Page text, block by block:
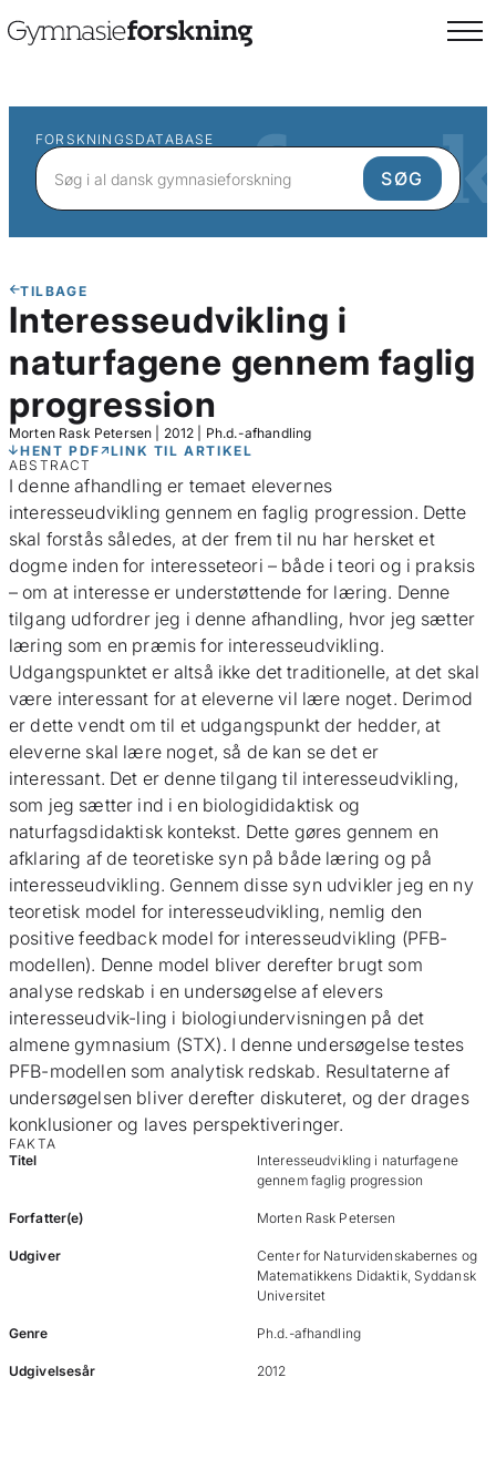
FORSKNINGSDATABASE
TILBAGE
Interesseudvikling i
naturfagene gennem faglig
progression
Morten Rask Petersen 2012
Ph.d.-afhandling
HENT PDF
LINK TIL ARTIKEL
ABSTRACT
I denne afhandling er temaet elevernes
interesseudvikling gennem en faglig progression. Dette
skal forstås således, at der frem til nu har hersket et
dogme inden for interesseteori – både i teori og i praksis
– om at interesse er understøttende for læring. Denne
tilgang udfordrer jeg i denne afhandling, hvor jeg sætter
læring som en præmis for interesseudvikling.
Udgangspunktet er altså ikke det traditionelle, at det skal
være interessant for at eleverne vil lære noget. Derimod
er dette vendt om til et udgangspunkt der hedder, at
eleverne skal lære noget, så de kan se det er
interessant. Det er denne tilgang til interesseudvikling,
som jeg sætter ind i en biologididaktisk og
naturfagsdidaktisk kontekst. Dette gøres gennem en
afklaring af de teoretiske syn på både læring og på
interesseudvikling. Gennem disse syn udvikler jeg en ny
teoretisk model for interesseudvikling, nemlig den
positive feedback model for interesseudvikling (PFB-
modellen). Denne model bliver derefter brugt som
analyse redskab i en undersøgelse af elevers
interesseudvik-ling i biologiundervisningen på det
almene gymnasium (STX). I denne undersøgelse testes
PFB-modellen som analytisk redskab. Resultaterne af
undersøgelsen bliver derefter diskuteret, og der drages
konklusioner og laves perspektiveringer.
FAKTA
Titel
Interesseudvikling i naturfagene
gennem faglig progression
Forfatter(e) Morten Rask Petersen
Udgiver
Center for Naturvidenskabernes og
Matematikkens Didaktik, Syddansk
Universitet
Genre Ph.d.-afhandling
Udgivelsesår 2012